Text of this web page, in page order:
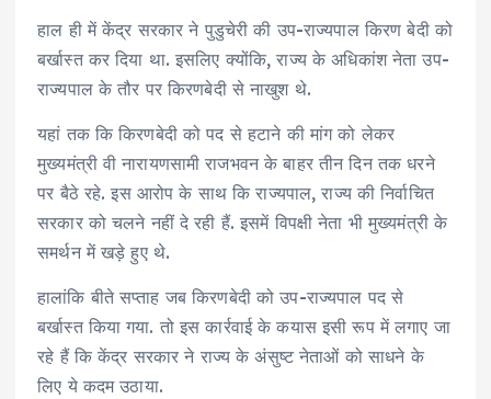
हाल ही में केंद्र सरकार ने पुडुचेरी की उप-राज्यपाल किरण बेदी को
बर्खास्त कर दिया था. इसलिए क्योंकि, राज्य के अधिकांश नेता उप-
राज्यपाल के तौर पर किरणबेदी से नाखुश थे.
यहां तक कि किरणबेदी को पद से हटाने की मांग को लेकर
मुख्यमंत्री वी नारायणसामी राजभवन के बाहर तीन दिन तक धरने
पर बैठे रहे. इस आरोप के साथ कि राज्यपाल, राज्य की निर्वाचित
सरकार को चलने नहीं दे रही हैं. इसमें विपक्षी नेता भी मुख्यमंत्री के
समर्थन में खड़े हुए थे.
हालांकि बीते सप्ताह जब किरणबेदी को उप-राज्यपाल पद से
बर्खास्त किया गया. तो इस कार्रवाई के कयास इसी रूप में लगाए जा
रहे हैं कि केंद्र सरकार ने राज्य के अंसुष्ट नेताओं को साधने के
लिए ये कदम उठाया.